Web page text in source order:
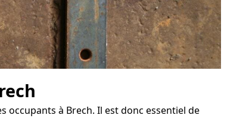
à Brech. Il est donc essentiel de